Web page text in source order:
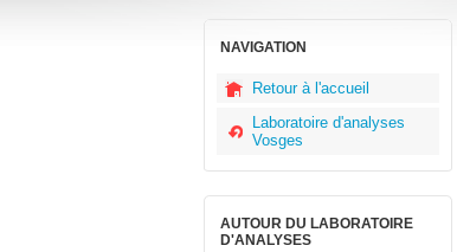
NAVIGATION
Retour à l'accueil
Laboratoire d'analyses
Vosges
AUTOUR DU LABORATOIRE
D'ANALYSES